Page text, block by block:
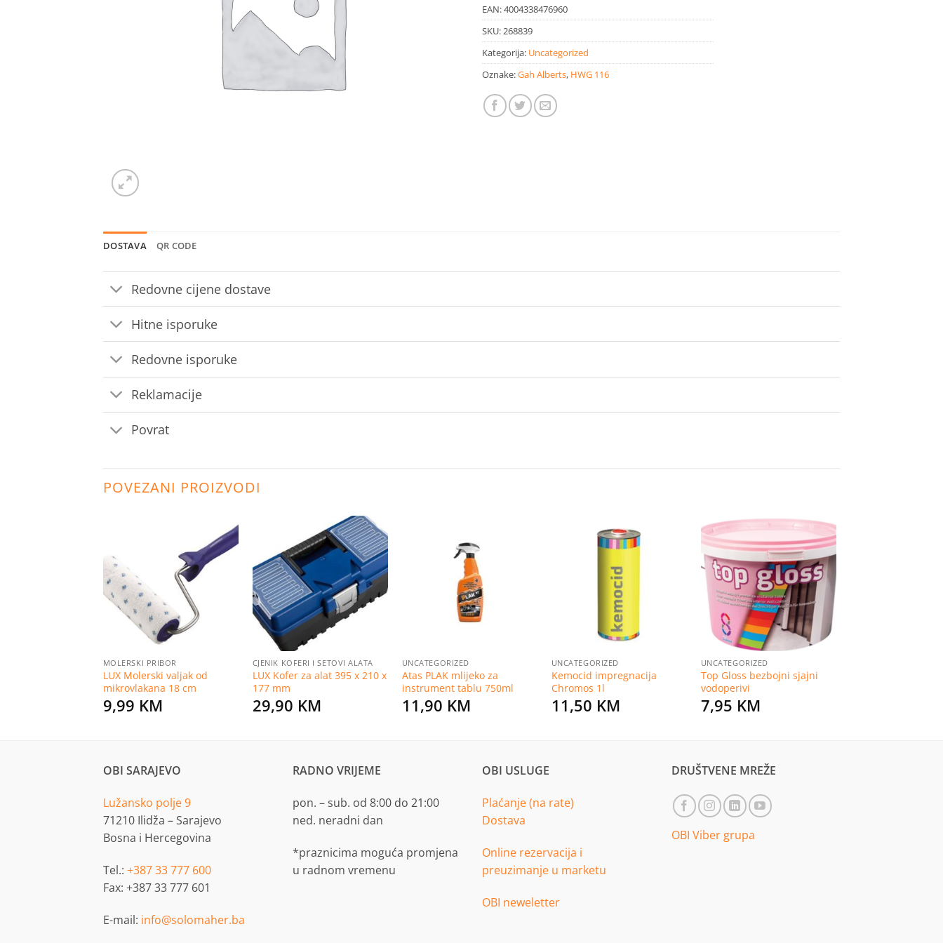
EAN:4004338476960
SKU:268839
Kategorija: Uncategorized
Oznake:Gah Alberts, HWG 116
DOSTAVA QR CODE
Redovne cijene dostave
Hitne isporuke
Redovne isporuke
Reklamacije
Povrat
POVEZANI PROIZVODI
Dodaj
na
MOLERSKI PRIBOR
LUX Molerski valjak od
mikrovlakana 18 cm
9,99 KM
Dodaj
na
listu
želja
CJENIK KOFERI I SETOVI ALATA
LUX Kofer za alat 395 x 210 x
177 mm
29,90 KM
UNCATEGORIZED
Atas PLAK mlijeko za
instrument tablu 750ml
11,90 KM
UNCATEGORIZED
Kemocid impregnacija
Chromos 1l
11,50 KM
Dodaj
na
listu
želja
UNCATEGORIZED
Top Gloss bezbojni sjajni
vodoperivi
7,95 KM
OBI SARAJEVO
Lužansko polje 9
71210 Ilidža – Sarajevo
Bosna i Hercegovina
Tel.: +387 33 777 600
Fax: +387 33 777 601
E-mail: info@solomaher.ba
RADNO VRIJEME
pon. – sub. od 8:00 do 21:00
ned. neradni dan
*praznicima moguća promjena
u radnom vremenu
OBI USLUGE
Plaćanje (na rate)
Dostava
Online rezervacija i
preuzimanje u marketu
OBI neweletter
DRUŠTVENE MREŽE
OBI Viber grupa